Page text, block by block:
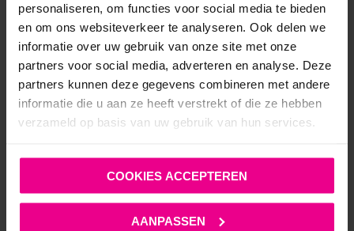
personaliseren, om functies voor social media te bieden
en om ons websiteverkeer te analyseren. Ook delen we
informatie over uw gebruik van onze site met onze
partners voor social media, adverteren en analyse. Deze
partners kunnen deze gegevens combineren met andere
informatie die u aan ze heeft verstrekt of die ze hebben
verzameld op basis van uw gebruik van hun services.
COOKIES ACCEPTEREN
AANPASSEN
10 werkdagen
Vanaf € 134,95
ANDERE MENSEN BEKEKEN OOK: